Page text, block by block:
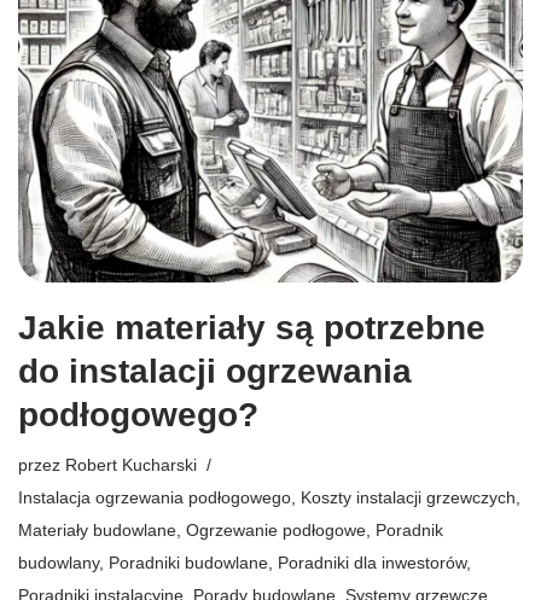
Jakie materiały są potrzebne
do instalacji ogrzewania
podłogowego?
przez Robert Kucharski
Instalacja ogrzewania podłogowego, Koszty instalacji grzewczych,
Materiały budowlane, Ogrzewanie podłogowe, Poradnik
budowlany, Poradniki budowlane, Poradniki dla inwestorów,
Poradniki instalacyjne, Porady budowlane, Systemy grzewcze